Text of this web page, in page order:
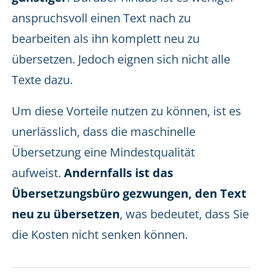
anspruchsvoll einen Text nach zu
bearbeiten als ihn komplett neu zu
übersetzen. Jedoch eignen sich nicht alle
Texte dazu.
Um diese Vorteile nutzen zu können, ist es
unerlässlich, dass die maschinelle
Übersetzung eine Mindestqualität
aufweist. Andernfalls ist das
Übersetzungsbüro gezwungen, den Text
neu zu übersetzen, was bedeutet, dass Sie
die Kosten nicht senken können.